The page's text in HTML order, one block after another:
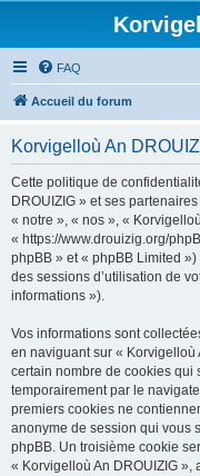
FAQ
Accueil du forum
Korvigelloù An
Cette politique de
DROUIZIG » et ses
« notre », « nos », «
« https://www.drouizig.org/
phpBB » et « phpBB Limited
des sessions d’utilisation de
informations »).
Vos informations sont
en naviguant sur « Korvigelloù
certain nombre de cookies qui
temporairement par le
premiers cookies ne
anonyme de session qui vous
phpBB. Un troisième cookie
« Korvigelloù An DROUIZIG »,